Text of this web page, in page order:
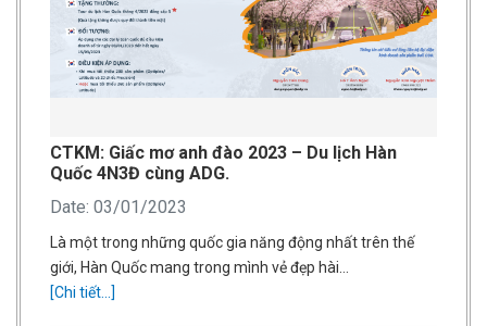
CTKM: Giấc mơ anh đào 2023 – Du lịch Hàn
Quốc 4N3Đ cùng ADG.
Date: 03/01/2023
Là một trong những quốc gia năng động nhất trên thế
giới, Hàn Quốc mang trong mình vẻ đẹp hài…
[Chi tiết...]